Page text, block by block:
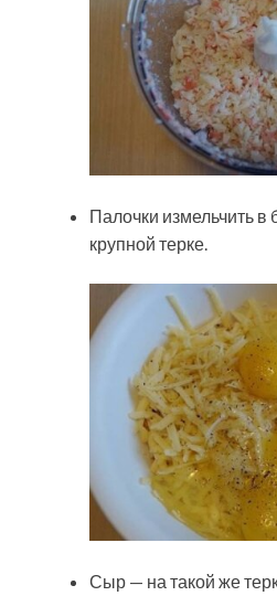
Палочки измельчить в
крупной терке.
Сыр — на такой же